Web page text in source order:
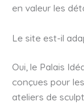
en valeur les
Le site est-il
Oui, le Palais
conçues pour
ateliers de